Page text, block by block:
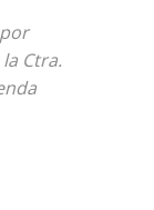
Ctra.